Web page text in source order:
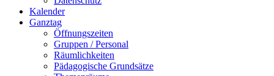
Kalender
Ganztag
Öffnungszeiten
Gruppen / Personal
Räumlichkeiten
Pädagogische Grundsätze